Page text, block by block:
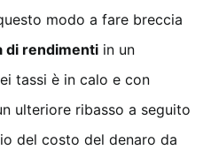
modo a fare breccia
di rendimenti in un
tassi è in calo e con
ulteriore ribasso a seguito
del costo del denaro da